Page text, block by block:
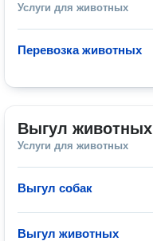
Услуги для животных
Перевозка животных
Выгул животных
Услуги для животных
Выгул собак
Выгул животных